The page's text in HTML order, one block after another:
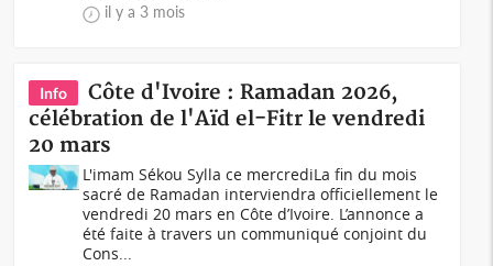
il y a 3 mois
Info
Côte d'Ivoire : Ramadan 2026,
célébration de l'Aïd el-Fitr le vendredi
20 mars
L'imam Sékou Sylla ce mercrediLa fin du mois
sacré de Ramadan interviendra officiellement le
vendredi 20 mars en Côte d’Ivoire. L’annonce a
été faite à travers un communiqué conjoint du
Cons...